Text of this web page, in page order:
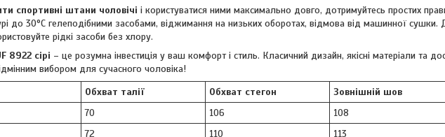
спортивні штани чоловічі і користуватися ними максимально довго, дотримуйтесь простих
до 30°C гелеподібними засобами, віджимання на низьких оборотах, відмова від машинної
рідкі засоби без хлору.
8922 сірі – це розумна інвестиція у ваш комфорт і стиль. Класичний дизайн, якісні матеріали та
вибором для сучасного чоловіка!
Обхват талії Обхват стегон Зовнішній шов
70 106 108
72 110 113